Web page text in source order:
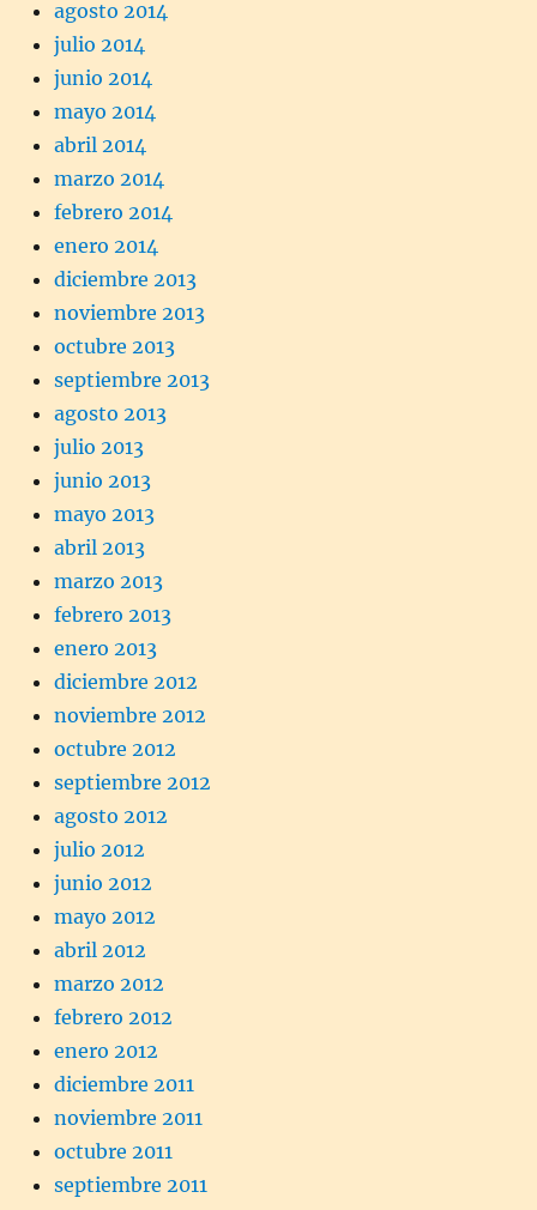
agosto 2014
julio 2014
junio 2014
mayo 2014
abril 2014
marzo 2014
febrero 2014
enero 2014
diciembre 2013
noviembre 2013
octubre 2013
septiembre 2013
agosto 2013
julio 2013
junio 2013
mayo 2013
abril 2013
marzo 2013
febrero 2013
enero 2013
diciembre 2012
noviembre 2012
octubre 2012
septiembre 2012
agosto 2012
julio 2012
junio 2012
mayo 2012
abril 2012
marzo 2012
febrero 2012
enero 2012
diciembre 2011
noviembre 2011
octubre 2011
septiembre 2011